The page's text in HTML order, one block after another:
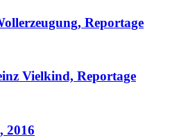
Reportage
Vielkind, Reportage
2016